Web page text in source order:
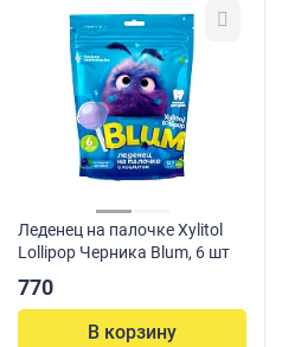
Леденец на палочке Xylitol
Lollipop Черника Blum, 6 шт
770
В корзину